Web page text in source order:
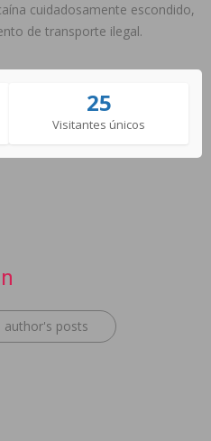
cuidadosamente escondido,
de transporte ilegal.
25
Visitantes únicos
author's posts